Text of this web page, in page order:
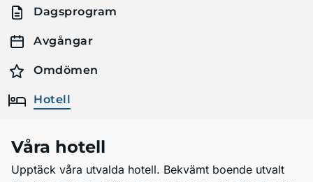
Dagsprogram
Avgångar
Omdömen
Hotell
Våra hotell
Upptäck våra utvalda hotell. Bekvämt boende utvalt